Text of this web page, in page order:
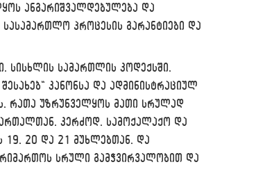
ანგარიშვალდებულება და
პროცესის გარანტიები და
სისხლის სამართლის კოდექსში,
კანონსა და ადმინისტრაციულ
რათა უზრუნველყოს მათი სრულად
კერძოდ, სამოქალაქო და
19, 20 და 21 მუხლებთან, და
სრული გამჭვირვალობით და